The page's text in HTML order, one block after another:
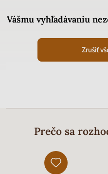
Vášmu vyhľadávaniu
Zrušiť
Prečo sa